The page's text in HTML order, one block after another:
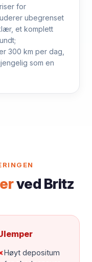
for
ubegrenset
et komplett
300 km per dag,
som en
ved Britz
Høyt depositum